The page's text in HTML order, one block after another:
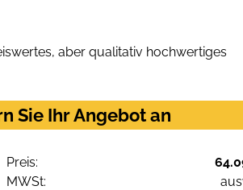
aber qualitativ hochwertiges
Sie Ihr Angebot an
Preis:
MWSt: